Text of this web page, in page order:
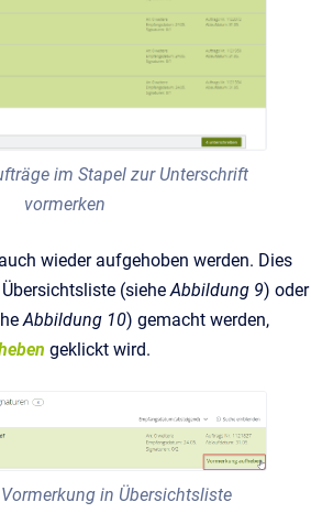
im Stapel zur Unterschrift
vormerken
wieder aufgehoben werden. Dies
(sieheAbbildung 9) oder
Abbildung 10) gemacht werden,
geklickt wird.
in Übersichtsliste